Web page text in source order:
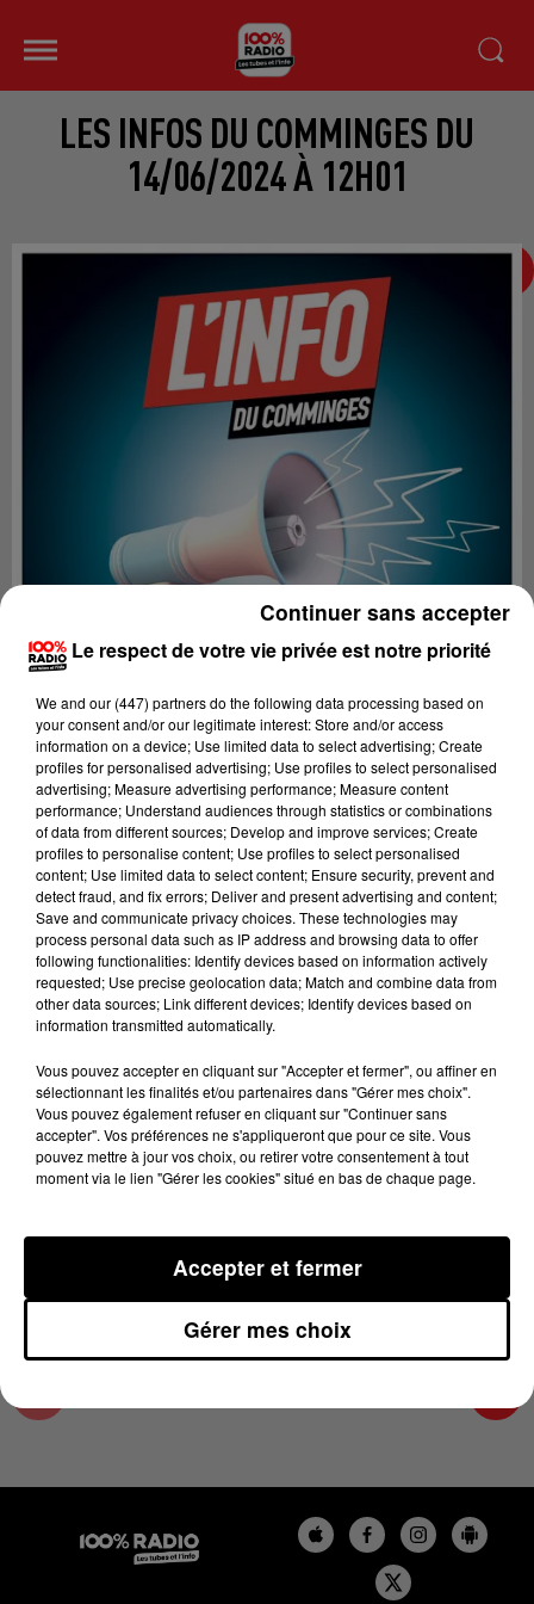
LES INFOS DU COMMINGES DU
14/06/2024 À 12H01
Lecture (2 min 22 sec)
100%
100% Radio les infos du Comminges
14 juin 2024 - 2 min 22 sec
LES INFOS DU COMMINGES DU 14/06/2024 À
12H01
Podcast infos du Comminges
Le respect de votre vie privée est notre priorité
We and our (447) partnersdo the following data processing based on
your consent and/or our legitimate interest: Store and/or access
information on a device; Use limited data to select advertising; Create
profiles for personalised advertising; Use profiles to select personalised
advertising; Measure advertising performance; Measure content
performance; Understand audiences through statistics or combinations
of data from different sources; Develop and improve services; Create
profiles to personalise content; Use profiles to select personalised
content; Use limited data to select content; Ensure security, prevent and
detect fraud, and fix errors; Deliver and present advertising and content;
Save and communicate privacy choices. These technologies may
process personal data such as IP address and browsing data to offer
following functionalities: Identify devices based on information actively
requested; Use precise geolocation data; Match and combine data from
other data sources; Link different devices; Identify devices based on
information transmitted automatically.
Vous pouvez accepter en cliquant sur "Accepter et fermer", ou affiner en
sélectionnant les finalités et/ou partenaires dans "Gérer mes choix".
Vous pouvez également refuser en cliquant sur "Continuer sans
accepter". Vos préférences ne s'appliqueront que pour ce site. Vous
pouvez mettre à jour vos choix, ou retirer votre consentement à tout
moment via le lien "Gérer les cookies" situé en bas de chaque page.
Gérer mes choix
Accepter et fermer
Continuer sans accepter